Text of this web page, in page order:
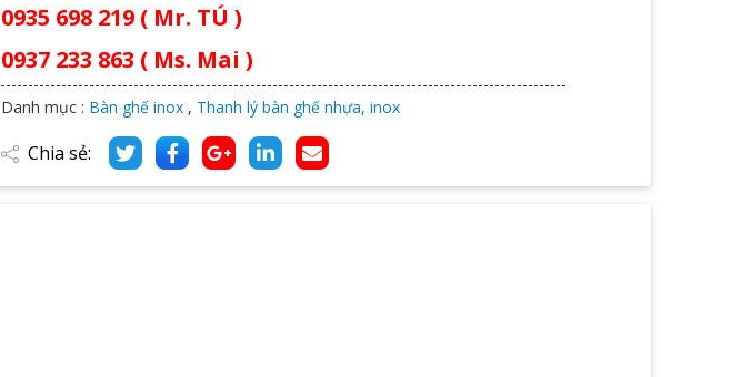
0935 698 219 ( Mr. TÚ )
0937 233 863 ( Ms. Mai )
Danh mục : Bàn ghế inox , Thanh lý bàn ghế nhựa, inox
Chia sẻ: